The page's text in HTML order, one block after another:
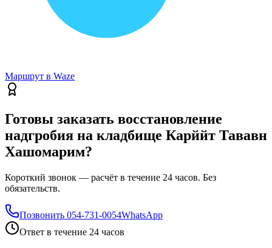
Маршрут в Waze
Готовы заказать восстановление
надгробия на кладбище Карййт Тававн
Хашомарим?
Короткий звонок — расчёт в течение 24 часов. Без
обязательств.
Позвонить 054-731-0054WhatsApp
Ответ в течение 24 часов